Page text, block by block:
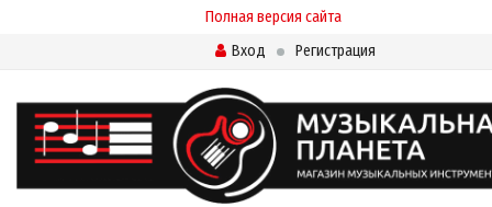
Полная версия сайта
Вход
Регистрация